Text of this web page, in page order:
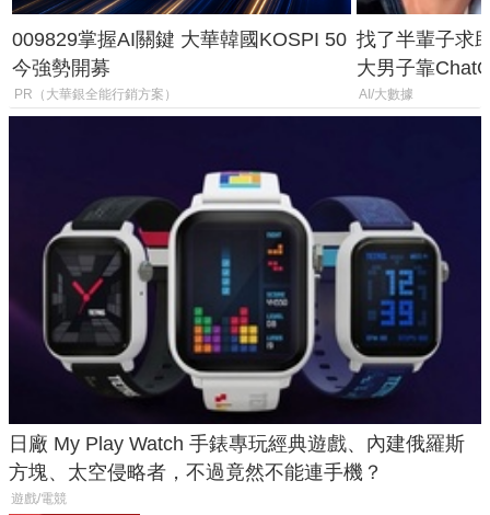
009829掌握AI關鍵 大華韓國KOSPI 50
今強勢開募
PR（大華銀全能行銷方案）
找了半輩子求
大男子靠
年家人
AI/大數據
日廠 My Play Watch 手錶專玩經典遊戲、內建俄羅斯
方塊、太空侵略者，不過竟然不能連手機？
遊戲/電競